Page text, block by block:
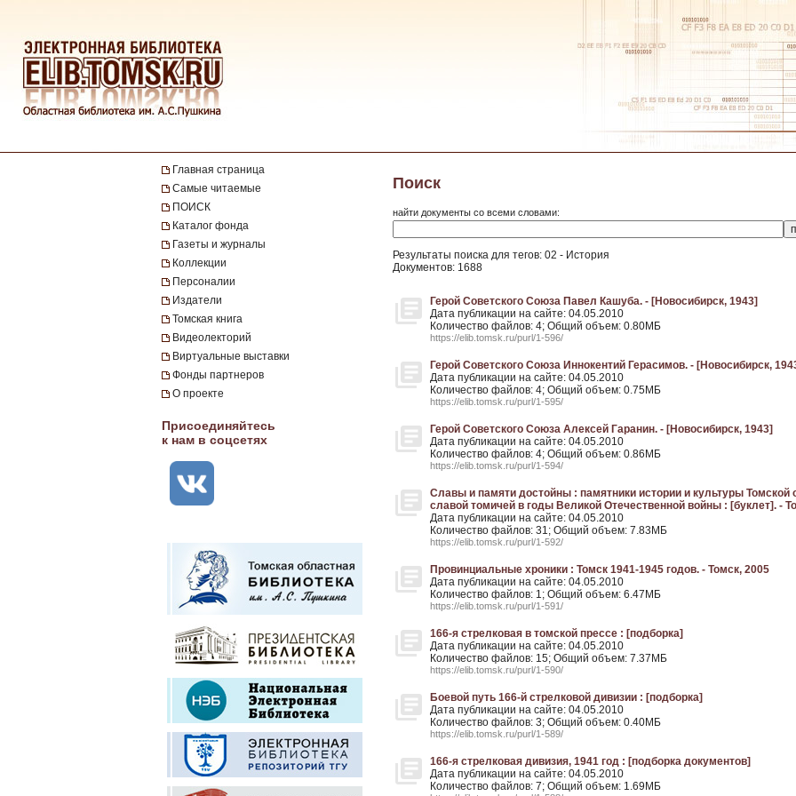
Главная страница
Самые читаемые
ПОИСК
Каталог фонда
Газеты и журналы
Коллекции
Персоналии
Издатели
Томская книга
Видеолекторий
Виртуальные выставки
Фонды партнеров
О проекте
Присоединяйтесь
к нам в соцсетях
Поиск
найти документы со всеми словами:
Результаты поиска для тегов: 02 - История
Документов: 1688
Герой Советского Союза Павел Кашуба. - [Новосибирск, 1943]
Дата публикации на сайте: 04.05.2010
Количество файлов: 4; Общий объем: 0.80МБ
https://elib.tomsk.ru/purl/1-596/
Герой Советского Союза Иннокентий Герасимов. - [Новосибирск,
Дата публикации на сайте: 04.05.2010
Количество файлов: 4; Общий объем: 0.75МБ
https://elib.tomsk.ru/purl/1-595/
Герой Советского Союза Алексей Гаранин. - [Новосибирск, 1943]
Дата публикации на сайте: 04.05.2010
Количество файлов: 4; Общий объем: 0.86МБ
https://elib.tomsk.ru/purl/1-594/
Славы и памяти достойны : памятники истории и культуры Томской
славой томичей в годы Великой Отечественной войны : [буклет]. -
Дата публикации на сайте: 04.05.2010
Количество файлов: 31; Общий объем: 7.83МБ
https://elib.tomsk.ru/purl/1-592/
Провинциальные хроники : Томск 1941-1945 годов. - Томск, 2005
Дата публикации на сайте: 04.05.2010
Количество файлов: 1; Общий объем: 6.47МБ
https://elib.tomsk.ru/purl/1-591/
166-я стрелковая в томской прессе : [подборка]
Дата публикации на сайте: 04.05.2010
Количество файлов: 15; Общий объем: 7.37МБ
https://elib.tomsk.ru/purl/1-590/
Боевой путь 166-й стрелковой дивизии : [подборка]
Дата публикации на сайте: 04.05.2010
Количество файлов: 3; Общий объем: 0.40МБ
https://elib.tomsk.ru/purl/1-589/
166-я стрелковая дивизия, 1941 год : [подборка документов]
Дата публикации на сайте: 04.05.2010
Количество файлов: 7; Общий объем: 1.69МБ